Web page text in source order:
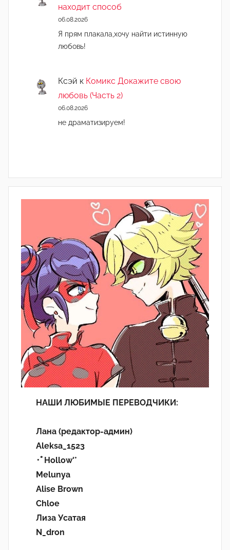
находит способ
06.08.2026
Я прям плакала,хочу найти истинную
любовь!
Ксэй к Комикс Докажите свою
любовь (Часть 2)
06.08.2026
не драматизируем!
НАШИ ЛЮБИМЫЕ ПЕРЕВОДЧИКИ:
Лана (редактор-админ)
Aleksa_1523
･ﾟHollow'°
Melunya
Alise Brown
Chloe
Лиза Усатая
N_dron